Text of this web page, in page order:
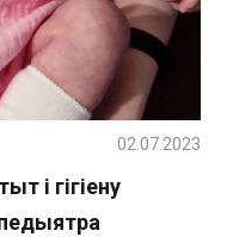
і гігіену
02.07.2023